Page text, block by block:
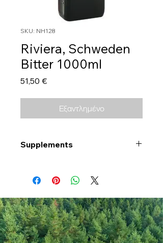
SKU: NH128
Riviera, Schweden
Bitter 1000ml
51,50 €Τιμή
Εξαντλημένο
Supplements